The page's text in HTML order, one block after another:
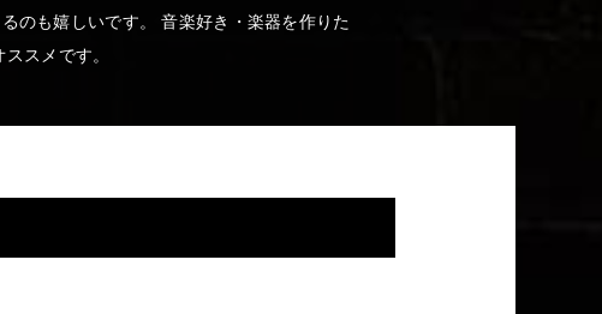
のも嬉しいです。 音楽好き・楽器を作りた
スメです。